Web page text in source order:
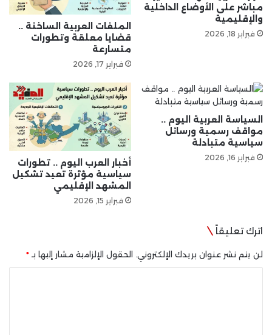
مباشر على الأوضاع الداخلية
والإقليمية
فبراير 18, 2026
الملفات العربية الساخنة ..
قضايا معلقة وتطورات
متسارعة
فبراير 17, 2026
السياسة العربية اليوم ..
مواقف رسمية ورسائل
سياسية متبادلة
فبراير 16, 2026
أخبار العرب اليوم .. تطورات
سياسية مؤثرة تعيد تشكيل
المشهد الإقليمي
فبراير 15, 2026
اترك تعليقاً
لن يتم نشر عنوان بريدك الإلكتروني. الحقول الإلزامية مشار إليها بـ*